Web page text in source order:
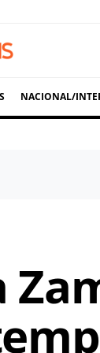
NACIONAL/